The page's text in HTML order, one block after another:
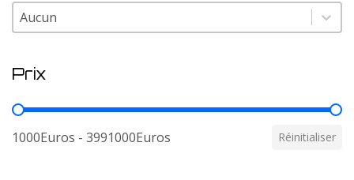
Couleur
Couleur
Prix
Prix
1000Euros - 3991000Euros Réinitialiser